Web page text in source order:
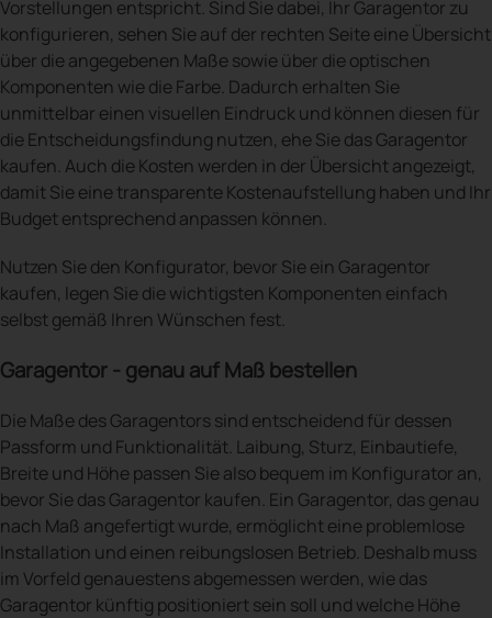
Vorstellungen entspricht. Sind Sie dabei, Ihr Garagentor zu
konfigurieren, sehen Sie auf der rechten Seite eine Übersicht
über die angegebenen Maße sowie über die optischen
Komponenten wie die Farbe. Dadurch erhalten Sie
unmittelbar einen visuellen Eindruck und können diesen für
die Entscheidungsfindung nutzen, ehe Sie das Garagentor
kaufen. Auch die Kosten werden in der Übersicht angezeigt,
damit Sie eine transparente Kostenaufstellung haben und Ihr
Budget entsprechend anpassen können.
Nutzen Sie den Konfigurator, bevor Sie ein Garagentor
kaufen, legen Sie die wichtigsten Komponenten einfach
selbst gemäß Ihren Wünschen fest.
Garagentor - genau auf Maß bestellen
Die Maße des Garagentors sind entscheidend für dessen
Passform und Funktionalität. Laibung, Sturz, Einbautiefe,
Breite und Höhe passen Sie also bequem im Konfigurator an,
bevor Sie das Garagentor kaufen. Ein Garagentor, das genau
nach Maß angefertigt wurde, ermöglicht eine problemlose
Installation und einen reibungslosen Betrieb. Deshalb muss
im Vorfeld genauestens abgemessen werden, wie das
Garagentor künftig positioniert sein soll und welche Höhe